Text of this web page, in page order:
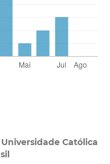
Católica